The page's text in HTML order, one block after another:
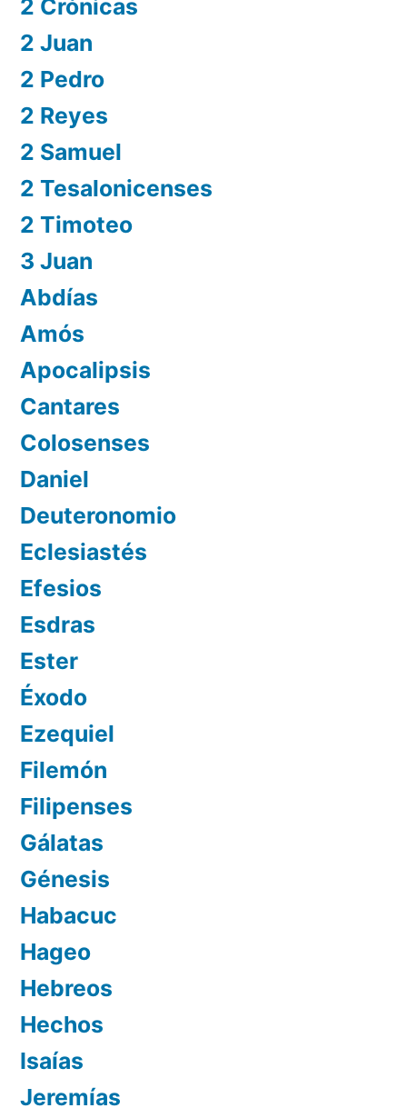
2 Crónicas
2 Juan
2 Pedro
2 Reyes
2 Samuel
2 Tesalonicenses
2 Timoteo
3 Juan
Abdías
Amós
Apocalipsis
Cantares
Colosenses
Daniel
Deuteronomio
Eclesiastés
Efesios
Esdras
Ester
Éxodo
Ezequiel
Filemón
Filipenses
Gálatas
Génesis
Habacuc
Hageo
Hebreos
Hechos
Isaías
Jeremías